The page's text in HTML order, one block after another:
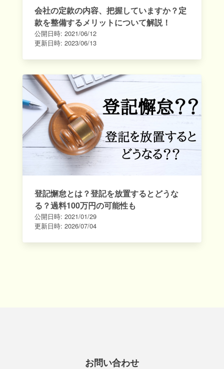
会社の定款の内容、把握していますか？定
款を整備するメリットについて解説！
公開日時: 2021/06/12
更新日時: 2023/06/13
登記懈怠とは？登記を放置するとどうな
る？過料100万円の可能性も
公開日時: 2021/01/29
更新日時: 2026/07/04
お問い合わせ